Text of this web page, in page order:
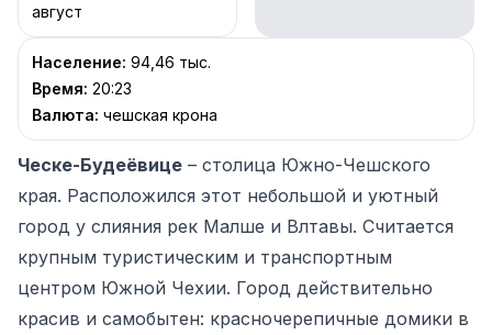
август
Население: 94,46 тыс.
Время: 20:23
Валюта: чешская крона
Ческе-Будеёвице – столица Южно-Чешского
края. Расположился этот небольшой и уютный
город у слияния рек Малше и Влтавы. Считается
крупным туристическим и транспортным
центром Южной Чехии. Город действительно
красив и самобытен: красночерепичные домики в